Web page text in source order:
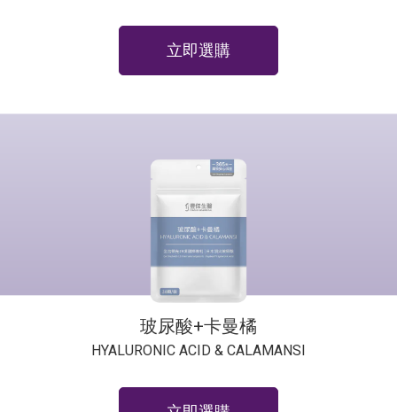
立即選購
玻尿酸+卡曼橘
HYALURONIC ACID & CALAMANSI